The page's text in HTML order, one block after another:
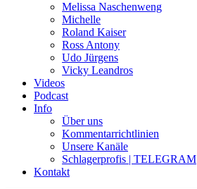
Melissa Naschenweng
Michelle
Roland Kaiser
Ross Antony
Udo Jürgens
Vicky Leandros
Videos
Podcast
Info
Über uns
Kommentarrichtlinien
Unsere Kanäle
Schlagerprofis | TELEGRAM
Kontakt